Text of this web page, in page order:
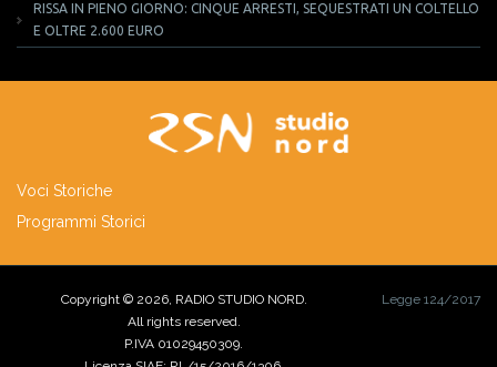
RISSA IN PIENO GIORNO: CINQUE ARRESTI, SEQUESTRATI UN COLTELLO
E OLTRE 2.600 EURO
Voci Storiche
Programmi Storici
Copyright © 2026, RADIO STUDIO NORD.
All rights reserved.
P.IVA 01029450309.
Legge 124/2017